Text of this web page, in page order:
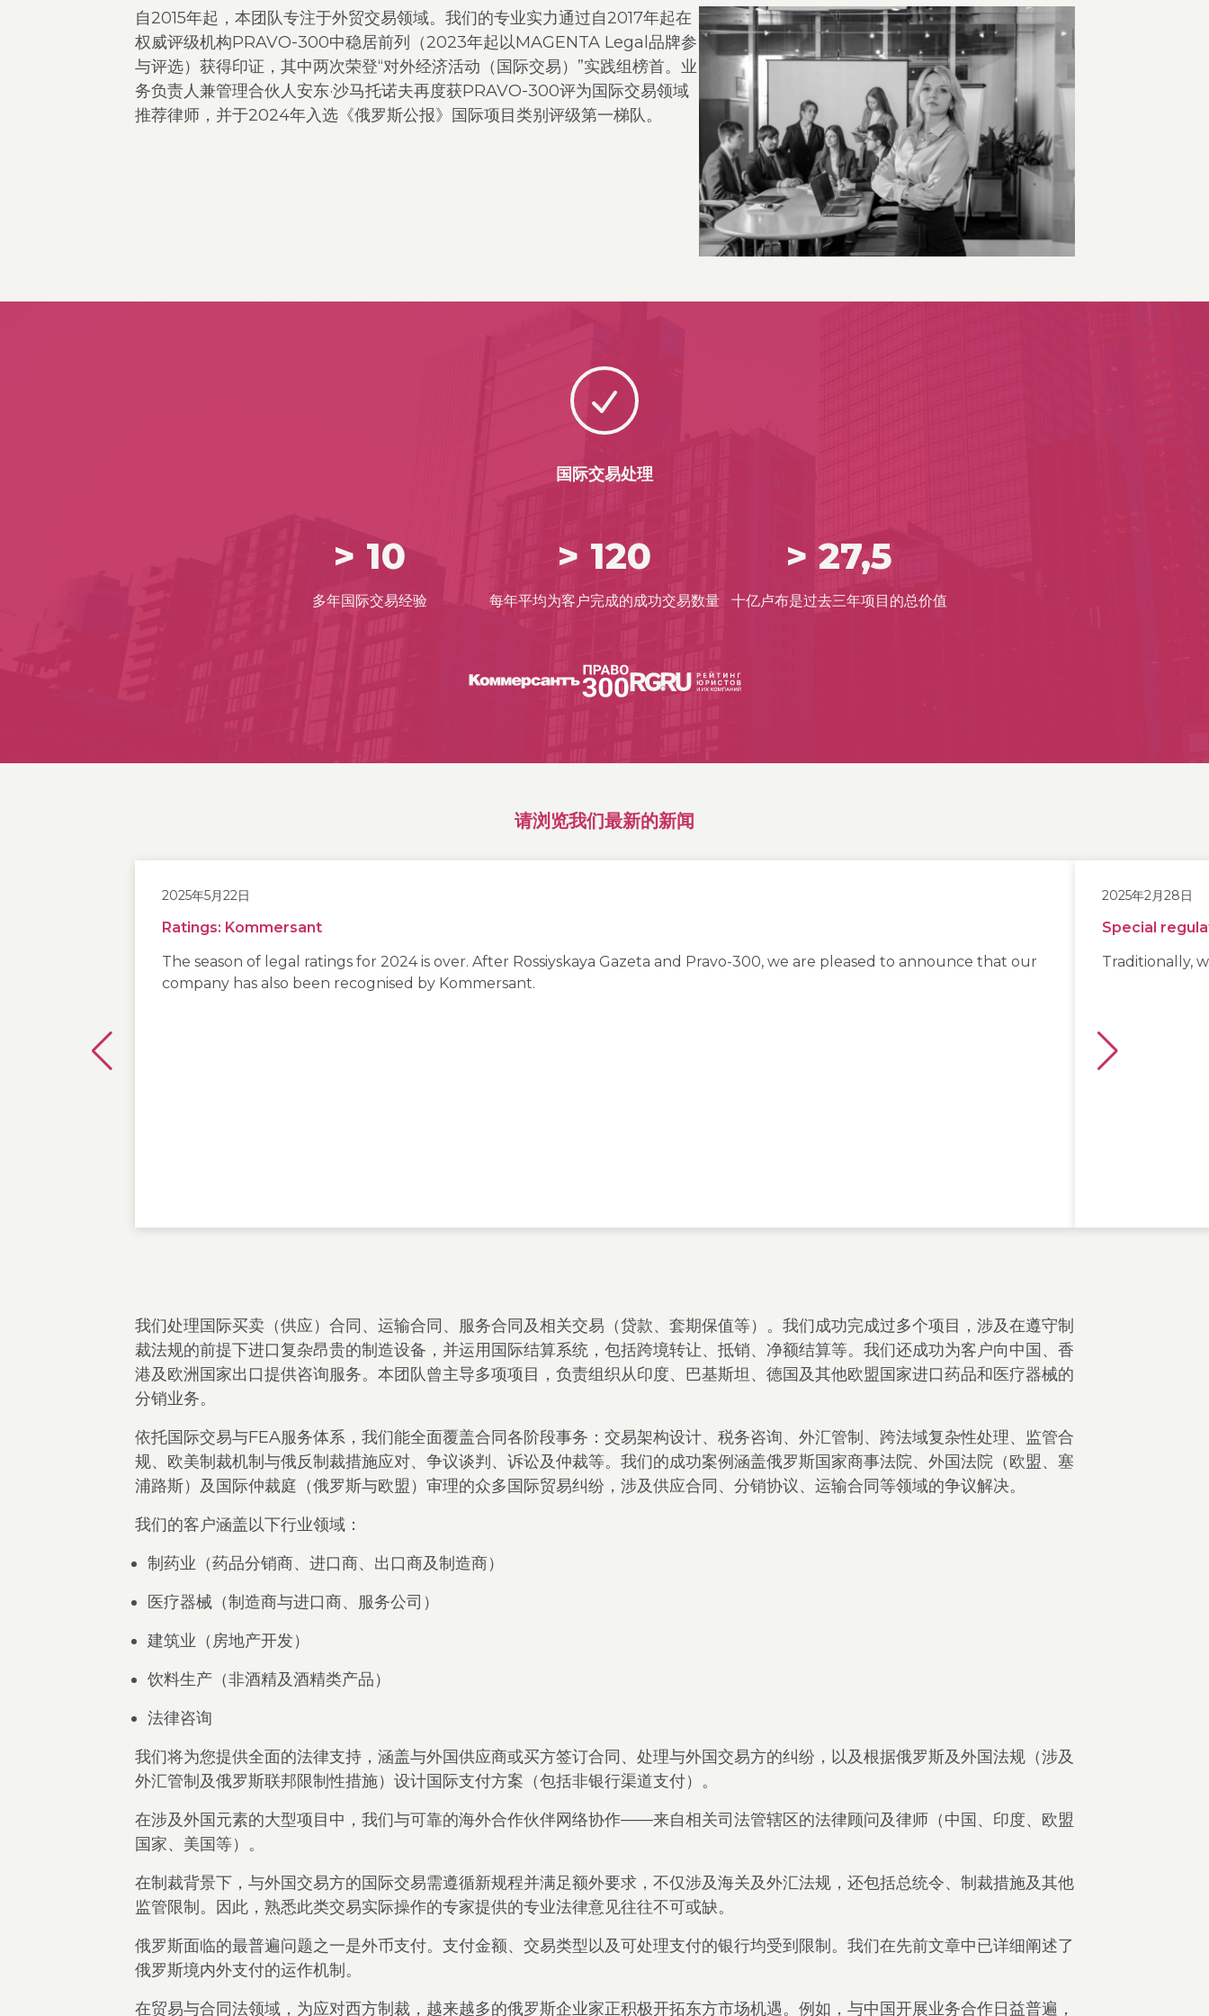
自2015年起，本团队专注于外贸交易领域。我们的专业实力通过自2017年起在
权威评级机构PRAVO-300中稳居前列（2023年起以MAGENTA Legal品牌参
与评选）获得印证，其中两次荣登“对外经济活动（国际交易）”实践组榜首。业
务负责人兼管理合伙人安东·沙马托诺夫再度获PRAVO-300评为国际交易领域
推荐律师，并于2024年入选《俄罗斯公报》国际项目类别评级第一梯队。
国际交易处理
> 10
多年国际交易经验
> 120
每年平均为客户完成的成功交易数量
> 27,5
十亿卢布是过去三年项目的总价值
请浏览我们最新的新闻
2025年5月22日
Ratings: Kommersant
The season of legal ratings for 2024 is over. After Rossiyskaya Gazeta and Pravo-300, we are pleased to announce that our
company has also been recognised by Kommersant.
2025年2月28日
Special
Traditionally,
我们处理国际买卖（供应）合同、运输合同、服务合同及相关交易（贷款、套期保值等）。我们成功完成过多个项目，涉及在遵守制
裁法规的前提下进口复杂昂贵的制造设备，并运用国际结算系统，包括跨境转让、抵销、净额结算等。我们还成功为客户向中国、香
港及欧洲国家出口提供咨询服务。本团队曾主导多项项目，负责组织从印度、巴基斯坦、德国及其他欧盟国家进口药品和医疗器械的
分销业务。
依托国际交易与FEA服务体系，我们能全面覆盖合同各阶段事务：交易架构设计、税务咨询、外汇管制、跨法域复杂性处理、监管合
规、欧美制裁机制与俄反制裁措施应对、争议谈判、诉讼及仲裁等。我们的成功案例涵盖俄罗斯国家商事法院、外国法院（欧盟、塞
浦路斯）及国际仲裁庭（俄罗斯与欧盟）审理的众多国际贸易纠纷，涉及供应合同、分销协议、运输合同等领域的争议解决。
我们的客户涵盖以下行业领域：
制药业（药品分销商、进口商、出口商及制造商）
医疗器械（制造商与进口商、服务公司）
建筑业（房地产开发）
饮料生产（非酒精及酒精类产品）
法律咨询
我们将为您提供全面的法律支持，涵盖与外国供应商或买方签订合同、处理与外国交易方的纠纷，以及根据俄罗斯及外国法规（涉及
外汇管制及俄罗斯联邦限制性措施）设计国际支付方案（包括非银行渠道支付）。
在涉及外国元素的大型项目中，我们与可靠的海外合作伙伴网络协作——来自相关司法管辖区的法律顾问及律师（中国、印度、欧盟
国家、美国等）。
在制裁背景下，与外国交易方的国际交易需遵循新规程并满足额外要求，不仅涉及海关及外汇法规，还包括总统令、制裁措施及其他
监管限制。因此，熟悉此类交易实际操作的专家提供的专业法律意见往往不可或缺。
俄罗斯面临的最普遍问题之一是外币支付。支付金额、交易类型以及可处理支付的银行均受到限制。我们在先前文章中已详细阐述了
俄罗斯境内外支付的运作机制。
在贸易与合同法领域，为应对西方制裁，越来越多的俄罗斯企业家正积极开拓东方市场机遇。例如，与中国开展业务合作日益普遍，